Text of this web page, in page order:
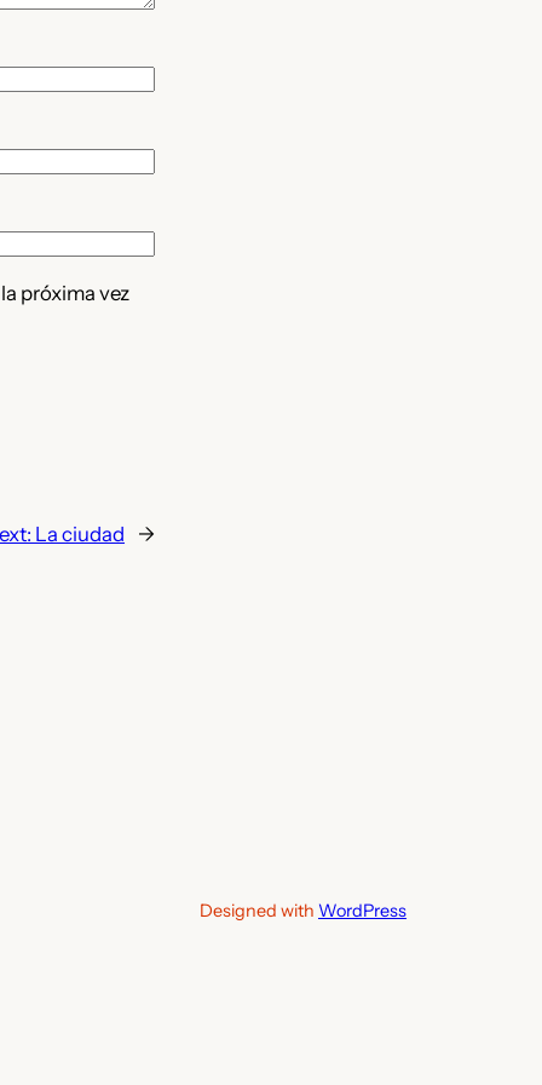
próxima vez
La ciudad →
Designed with WordPress